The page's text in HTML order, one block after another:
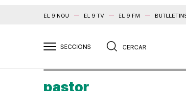
EL 9 NOU EL 9 TV EL 9 FM
pastor